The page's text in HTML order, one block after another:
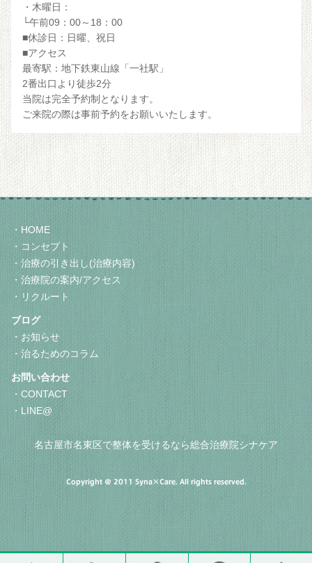
・木曜日：
└午前09：00～18：00
■休診日：日曜、祝日
■アクセス
最寄駅：地下鉄東山線「一社駅」
2番出口より徒歩2分
当院は完全予約制となります。
ご来院の際は事前予約をお願いいたします。
HOME
コンセプト
治療の引き出し(治療内容)
治療院の案内/アクセス
リクルート
ブログ
お知らせ
治るためのコラム
お問い合わせ
CONTACT
LINE@
名古屋市名東区で整体を受けるなら総合治療院シナケア